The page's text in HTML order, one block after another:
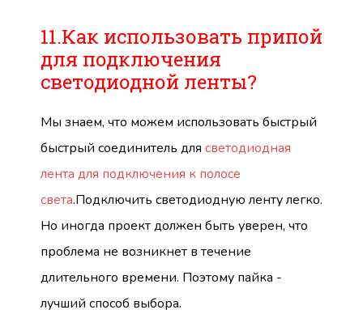
11.Как использовать припой
для подключения
светодиодной ленты?
Мы знаем, что можем использовать быстрый
быстрый соединитель для светодиодная
лента для подключения к полосе
света.Подключить светодиодную ленту легко.
Но иногда проект должен быть уверен, что
проблема не возникнет в течение
длительного времени. Поэтому пайка -
лучший способ выбора.